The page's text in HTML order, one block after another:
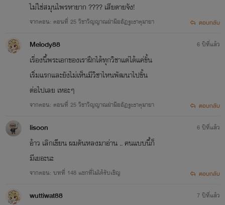
ไม่ใช่สมุนไพรหายาก ???? เสียดายจัง!
จากตอน: ตอนที่ 25 วิชาวิญญาณฝ่ามืออัฏฐะธาตุมายา ตอบกลับ
Melody88
เรื่องนี้พระเอกของเราฝึกได้ทุกวิชาแต่ได้แค่ขั้น
เริ่มแรกและยังไม่เห็นมีวิชาไหนพัฒนาไปขั้น
ต่อไปเลย เหอะๆ
จากตอน: ตอนที่ 25 วิชาวิญญาณฝ่ามืออัฏฐะธาตุมายา
6 ปีที่แล้ว
ตอบกลับ
lisoon
อ้าว เลิกเขียน ผมดันหลงมาอ่าน .. คนแบบนี้ก็
มีเยอะนะ
จากตอน: บทที่ 148 แขกที่ไม่ได้รับเชิญ
6 ปีที่แล้ว
ตอบกลับ
wuttiwat88
7 ปีที่แล้ว